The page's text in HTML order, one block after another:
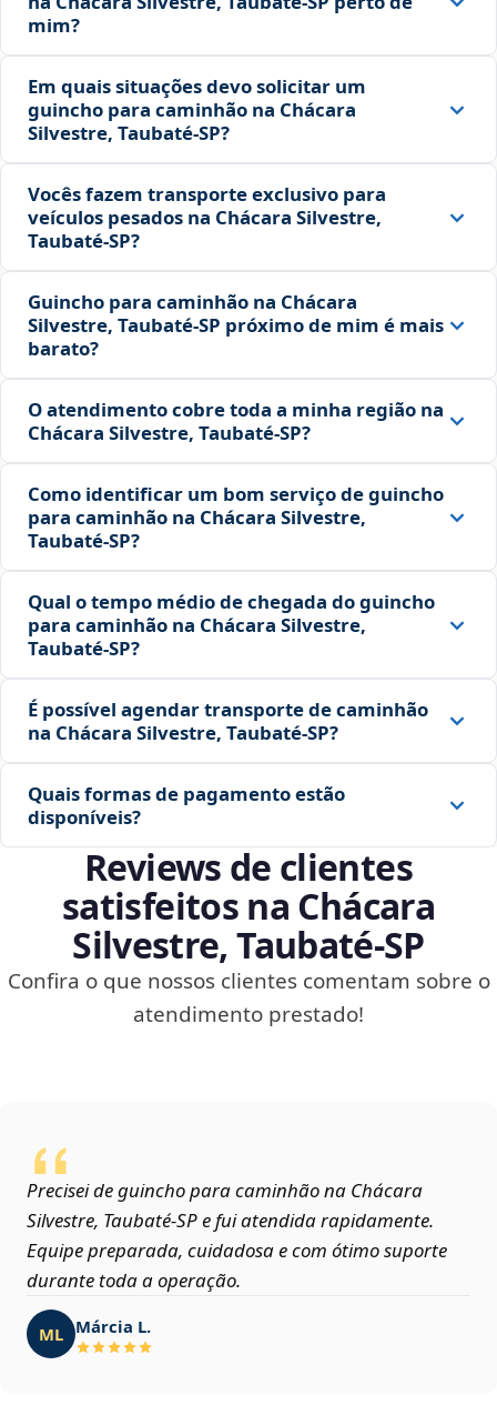
mim?
Em quais situações devo solicitar um
guincho para caminhão na Chácara
Silvestre, Taubaté‑SP?
Vocês fazem transporte exclusivo para
veículos pesados na Chácara Silvestre,
Taubaté‑SP?
Guincho para caminhão na Chácara
Silvestre, Taubaté‑SP próximo de mim é mais
barato?
O atendimento cobre toda a minha região na
Chácara Silvestre, Taubaté‑SP?
Como identificar um bom serviço de guincho
para caminhão na Chácara Silvestre,
Taubaté‑SP?
Qual o tempo médio de chegada do guincho
para caminhão na Chácara Silvestre,
Taubaté‑SP?
É possível agendar transporte de caminhão
na Chácara Silvestre, Taubaté‑SP?
Quais formas de pagamento estão
disponíveis?
Reviews de clientes
satisfeitos na Chácara
Silvestre, Taubaté‑SP
Confira o que nossos clientes comentam sobre o
atendimento prestado!
Precisei de guincho para caminhão na Chácara
Silvestre, Taubaté‑SP e fui atendida rapidamente.
Equipe preparada, cuidadosa e com ótimo suporte
durante toda a operação.
ML Márcia L.